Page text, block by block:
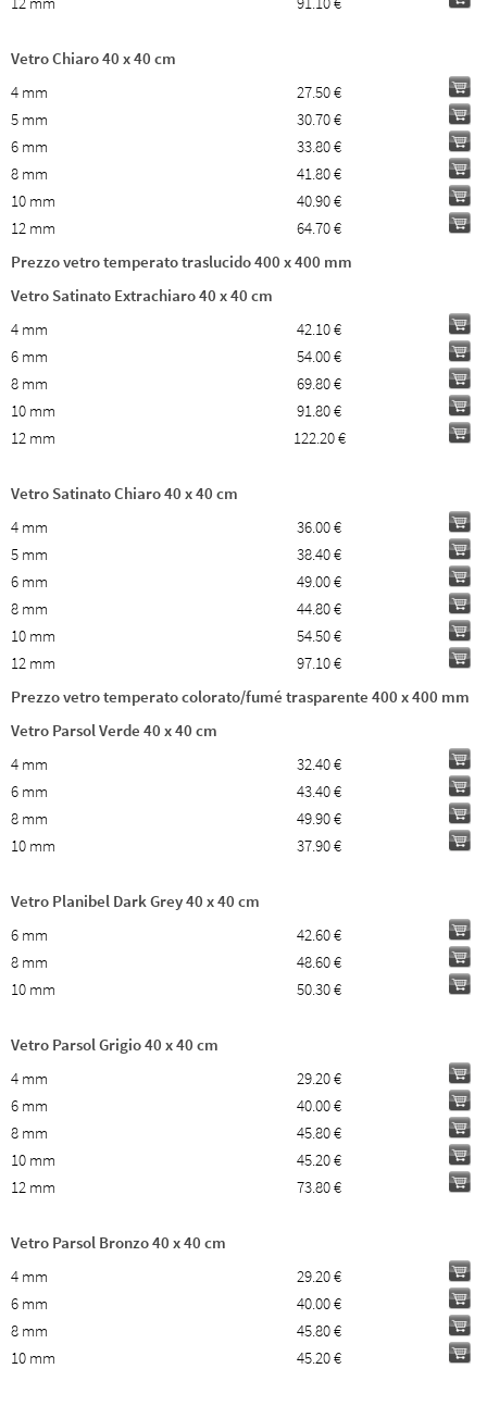
Vetro Chiaro 40 x 40 cm
4 mm
27.50 €
5 mm
30.70 €
6 mm
33.80 €
8 mm
41.80 €
10 mm
40.90 €
12 mm
64.70 €
Prezzo vetro temperato traslucido 400 x 400 mm
Vetro Satinato Extrachiaro 40 x 40 cm
4 mm
42.10 €
6 mm
54.00 €
8 mm
69.80 €
10 mm
91.80 €
12 mm
122.20 €
Vetro Satinato Chiaro 40 x 40 cm
4 mm
36.00 €
5 mm
38.40 €
6 mm
49.00 €
8 mm
44.80 €
10 mm
54.50 €
12 mm
97.10 €
Prezzo vetro temperato colorato/fumé trasparente 400 x 400 mm
Vetro Parsol Verde 40 x 40 cm
4 mm
32.40 €
6 mm
43.40 €
8 mm
49.90 €
10 mm
37.90 €
Vetro Planibel Dark Grey 40 x 40 cm
6 mm
42.60 €
8 mm
48.60 €
10 mm
50.30 €
Vetro Parsol Grigio 40 x 40 cm
4 mm
29.20 €
6 mm
40.00 €
8 mm
45.80 €
10 mm
45.20 €
12 mm
73.80 €
Vetro Parsol Bronzo 40 x 40 cm
4 mm
29.20 €
6 mm
40.00 €
8 mm
45.80 €
10 mm
45.20 €